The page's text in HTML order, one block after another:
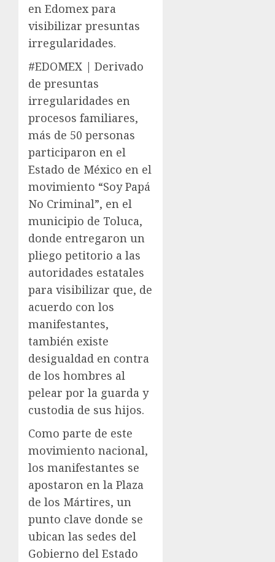
en Edomex para
visibilizar presuntas
irregularidades.
#EDOMEX | Derivado
de presuntas
irregularidades en
procesos familiares,
más de 50 personas
participaron en el
Estado de México en el
movimiento “Soy Papá
No Criminal”, en el
municipio de Toluca,
donde entregaron un
pliego petitorio a las
autoridades estatales
para visibilizar que, de
acuerdo con los
manifestantes,
también existe
desigualdad en contra
de los hombres al
pelear por la guarda y
custodia de sus hijos.
Como parte de este
movimiento nacional,
los manifestantes se
apostaron en la Plaza
de los Mártires, un
punto clave donde se
ubican las sedes del
Gobierno del Estado